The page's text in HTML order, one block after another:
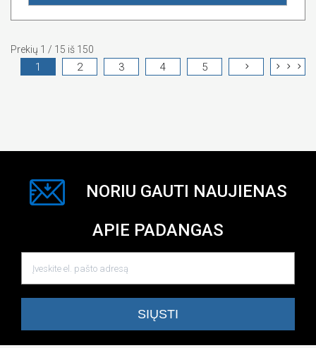
Prekių 1 / 15 iš 150
1 2 3 4 5
NORIU GAUTI NAUJIENAS
APIE PADANGAS